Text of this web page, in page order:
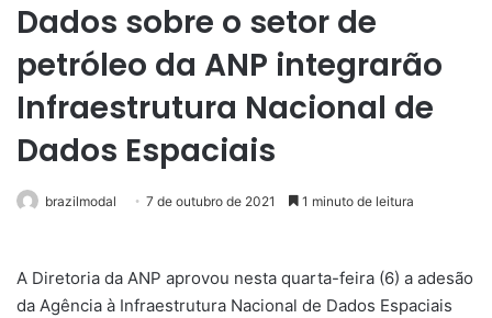
Dados sobre o setor de
petróleo da ANP integrarão
Infraestrutura Nacional de
Dados Espaciais
brazilmodal 7 de outubro de 2021 1 minuto de leitura
A Diretoria da ANP aprovou nesta quarta-feira (6) a adesão
da Agência à Infraestrutura Nacional de Dados Espaciais